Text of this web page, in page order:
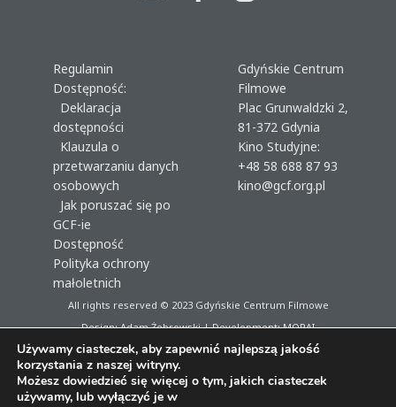
Regulamin
Dostępność:
Deklaracja
dostępności
Klauzula o
przetwarzaniu danych
osobowych
Jak poruszać się po
GCF-ie
Dostępność
Polityka ochrony
małoletnich
Gdyńskie Centrum
Filmowe
Plac Grunwaldzki 2,
81-372 Gdynia
Kino Studyjne:
+48 58 688 87 93
kino@gcf.org.pl
All rights reserved © 2023Gdyńskie Centrum Filmowe
Design: Adam Żebrowski | Development:MORAI
Używamy ciasteczek, aby zapewnić najlepszą jakość
korzystania z naszej witryny.
Możesz dowiedzieć się więcej o tym, jakich ciasteczek
używamy, lub wyłączyć je w